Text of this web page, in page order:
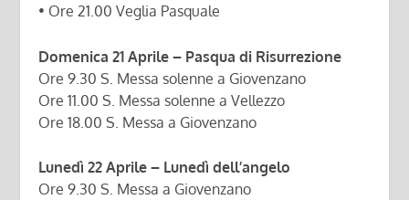
• Ore 21.00 Veglia Pasquale
Domenica 21 Aprile – Pasqua di Risurrezione
Ore 9.30 S. Messa solenne a Giovenzano
Ore 11.00 S. Messa solenne a Vellezzo
Ore 18.00 S. Messa a Giovenzano
Lunedì 22 Aprile – Lunedì dell’angelo
Ore 9.30 S. Messa a Giovenzano